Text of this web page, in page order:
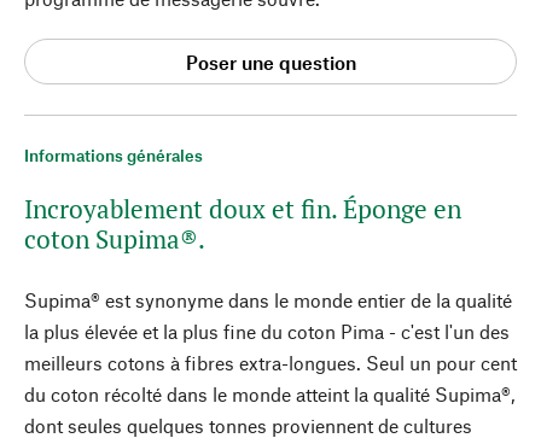
Informations générales
Incroyablement doux et fin. Éponge en
coton Supima®.
Supima® est synonyme dans le monde entier de la qualité
la plus élevée et la plus fine du coton Pima - c'est l'un des
meilleurs cotons à fibres extra-longues. Seul un pour cent
du coton récolté dans le monde atteint la qualité Supima®,
dont seules quelques tonnes proviennent de cultures
Poser une question